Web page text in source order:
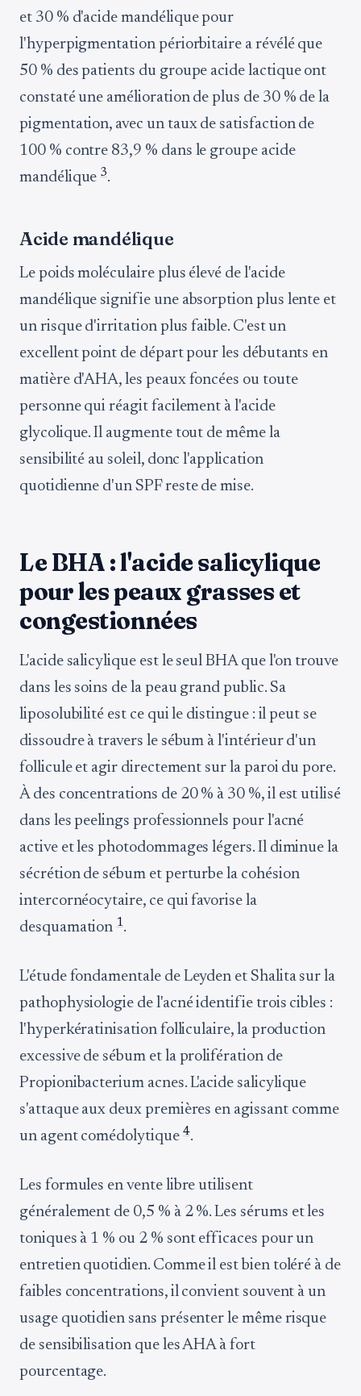
et 30 % d'acide mandélique pour
l'hyperpigmentation périorbitaire a révélé que
50 % des patients du groupe acide lactique ont
constaté une amélioration de plus de 30 % de la
pigmentation, avec un taux de satisfaction de
100 % contre 83,9 % dans le groupe acide
mandélique3.
Acide mandélique
Le poids moléculaire plus élevé de l'acide
mandélique signifie une absorption plus lente et
un risque d'irritation plus faible. C'est un
excellent point de départ pour les débutants en
matière d'AHA, les peaux foncées ou toute
personne qui réagit facilement à l'acide
glycolique. Il augmente tout de même la
sensibilité au soleil, donc l'application
quotidienne d'un SPF reste de mise.
Le BHA : l'acide salicylique
pour les peaux grasses et
congestionnées
L'acide salicylique est le seul BHA que l'on trouve
dans les soins de la peau grand public. Sa
liposolubilité est ce qui le distingue : il peut se
dissoudre à travers le sébum à l'intérieur d'un
follicule et agir directement sur la paroi du pore.
À des concentrations de 20 % à 30 %, il est utilisé
dans les peelings professionnels pour l'acné
active et les photodommages légers. Il diminue la
sécrétion de sébum et perturbe la cohésion
intercornéocytaire, ce qui favorise la
desquamation1.
L'étude fondamentale de Leyden et Shalita sur la
pathophysiologie de l'acné identifie trois cibles :
l'hyperkératinisation folliculaire, la production
excessive de sébum et la prolifération de
Propionibacterium acnes. L'acide salicylique
s'attaque aux deux premières en agissant comme
un agent comédolytique 4.
Les formules en vente libre utilisent
généralement de 0,5 % à 2 %. Les sérums et les
toniques à 1 % ou 2 % sont efficaces pour un
entretien quotidien. Comme il est bien toléré à de
faibles concentrations, il convient souvent à un
usage quotidien sans présenter le même risque
de sensibilisation que les AHA à fort
pourcentage.